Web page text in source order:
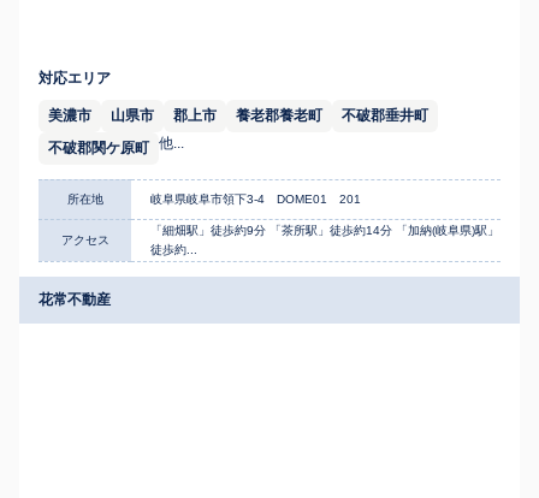
対応エリア
美濃市 山県市 郡上市 養老郡養老町
不破郡垂井町
不破郡関ケ原町 他...
所在地 岐阜県岐阜市領下3-4 DOME01 201
アクセス
「細畑駅」徒歩約9分 「茶所駅」徒歩約14分 「加納(岐阜県)駅」
徒歩約...
花常不動産